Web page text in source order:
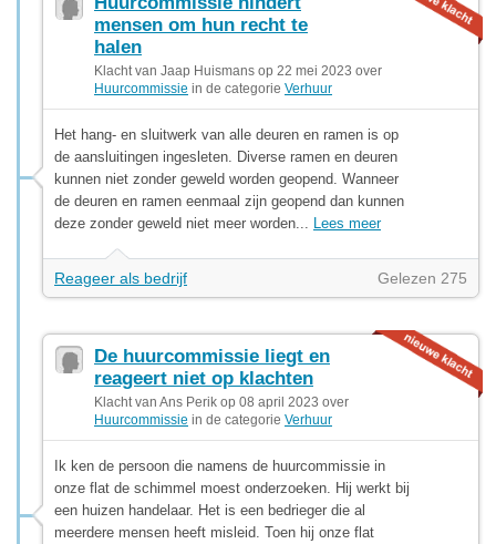
mensen om hun recht te
halen
Klacht van Jaap Huismans op 22 mei 2023 over
Huurcommissie in de categorie Verhuur
Het hang- en sluitwerk van alle deuren en ramen is op
de aansluitingen ingesleten. Diverse ramen en deuren
kunnen niet zonder geweld worden geopend. Wanneer
de deuren en ramen eenmaal zijn geopend dan kunnen
deze zonder geweld niet meer worden... Lees meer
Reageer als bedrijf Gelezen 275
De huurcommissie liegt en
reageert niet op klachten
Klacht van Ans Perik op 08 april 2023 over
Huurcommissie in de categorie Verhuur
Ik ken de persoon die namens de huurcommissie in
onze flat de schimmel moest onderzoeken. Hij werkt bij
een huizen handelaar. Het is een bedrieger die al
meerdere mensen heeft misleid. Toen hij onze flat